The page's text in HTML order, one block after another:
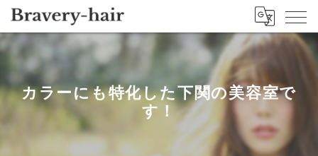
カラーにも特化した下関の美容室で
す！